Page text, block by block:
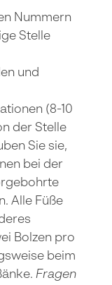
Nummern
Stelle
und
(8-10
der Stelle
Sie sie,
bei der
Alle Füße
Bolzen pro
beim
Fragen